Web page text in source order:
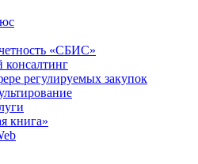
«СБИС»
консалтинг
регулируемых закупок
книга»